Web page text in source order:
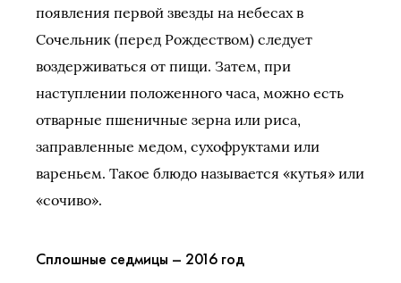
появления первой звезды на небесах в
Сочельник (перед Рождеством) следует
воздерживаться от пищи. Затем, при
наступлении положенного часа, можно есть
отварные пшеничные зерна или риса,
заправленные медом, сухофруктами или
вареньем. Такое блюдо называется «кутья» или
«сочиво».
Сплошные седмицы – 2016 год